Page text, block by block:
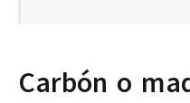
Carbón o